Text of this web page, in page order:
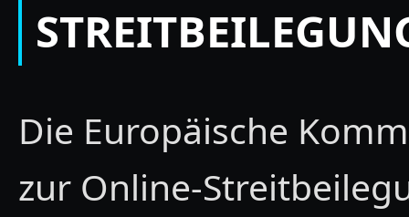
Die Europäische
zur Online-